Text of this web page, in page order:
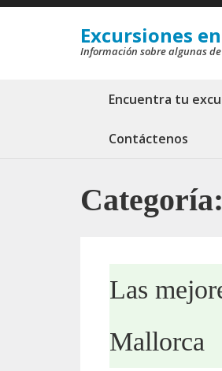
Saltar
Excursiones
Información sobre algunas
Encuentra tu
Contáctenos
Categoría:
Las
Mallorca